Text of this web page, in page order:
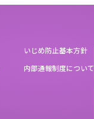
いじめ防止基本方針
内部通報制度について